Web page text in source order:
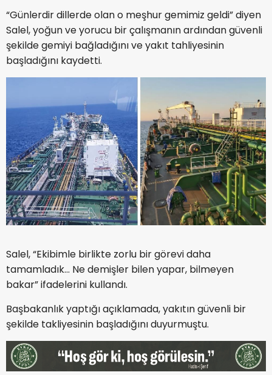
“Günlerdir dillerde olan o meşhur gemimiz geldi” diyen
Salel, yoğun ve yorucu bir çalışmanın ardından güvenli
şekilde gemiyi bağladığını ve yakıt tahliyesinin
başladığını kaydetti.
Salel, “Ekibimle birlikte zorlu bir görevi daha
tamamladık... Ne demişler bilen yapar, bilmeyen
bakar” ifadelerini kullandı.
Başbakanlık yaptığı açıklamada, yakıtın güvenli bir
şekilde takliyesinin başladığını duyurmuştu.